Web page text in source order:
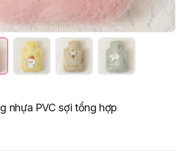
nhựa PVC sợi tổng hợp